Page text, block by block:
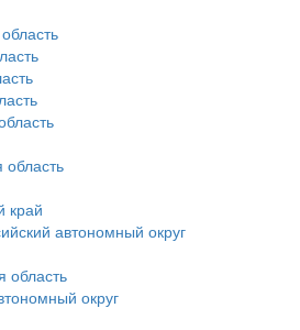
область
край
автономный округ
область
округ